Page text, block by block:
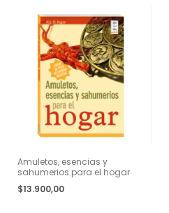
Amuletos, esencias y
sahumerios para el hogar
$13.900,00